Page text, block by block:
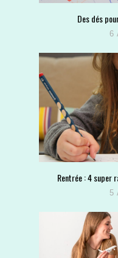
Des dés
6
Rentrée : 4 super
5